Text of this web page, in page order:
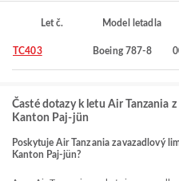
Let č. Model letadla
TC403 Boeing 787-8
Časté dotazy k letu Air Tanzania
Kanton Paj-jün
Poskytuje Air Tanzania zavazadlový
Kanton Paj-jün?